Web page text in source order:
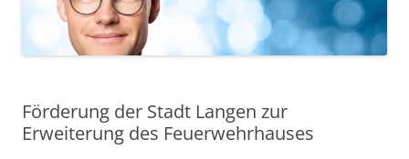
Förderung der Stadt Langen zur
Erweiterung des Feuerwehrhauses